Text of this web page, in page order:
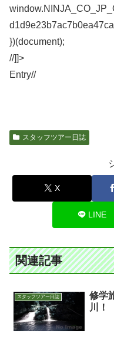
})(document);
//]]>
Entry//
スタッフツアー日誌
X
LINE
関連記事
スタッフツアー日誌
修学
川！